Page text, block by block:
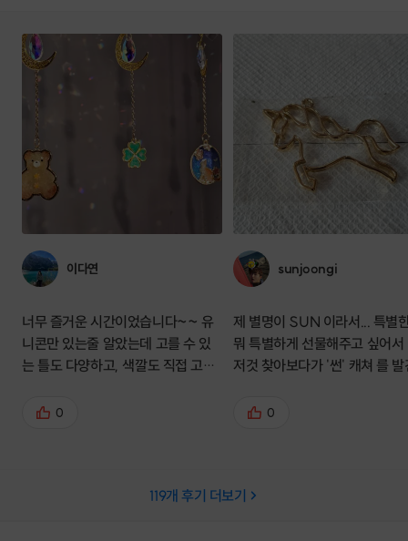
이다연
너무 즐거운 시간이었습니다~~ 유
니콘만 있는줄 알았는데 고를 수 있
는 틀도 다양하고, 색깔도 직접 고를
키우는 언니는 키우는 고양이 색깔로
별 거 아닌데 집중해서 만들게 되고
0
sunjoongi
제 별명이 SUN 이라서... 특별
뭐 특별하게 선물해주고 싶어서
저것 찾아보다가 '썬' 캐쳐 를 발
도 진짜 팔아도 될 정도의 퀄리
ㅎ 선물 받고 감동 받을 지인이
0
119개 후기 더보기